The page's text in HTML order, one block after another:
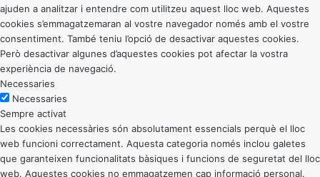
ajuden a analitzar i entendre com utilitzeu aquest lloc web. Aquestes
cookies s’emmagatzemaran al vostre navegador només amb el vostre
consentiment. També teniu l’opció de desactivar aquestes cookies.
Però desactivar algunes d’aquestes cookies pot afectar la vostra
experiència de navegació.
Necessaries
Necessaries
Sempre activat
Les cookies necessàries són absolutament essencials perquè el lloc
web funcioni correctament. Aquesta categoria només inclou galetes
que garanteixen funcionalitats bàsiques i funcions de seguretat del lloc
web. Aquestes cookies no emmagatzemen cap informació personal.